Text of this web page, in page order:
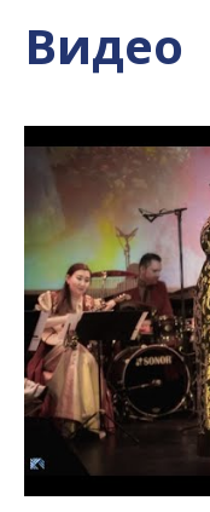
Видео